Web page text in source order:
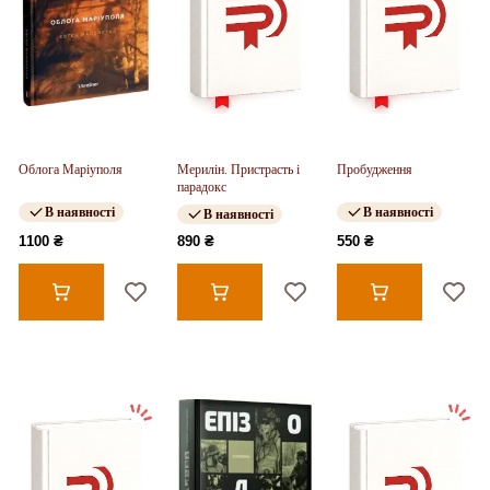
Облога Маріуполя
В наявності
1100 ₴
Мерилін. Пристрасть і
парадокс
В наявності
890 ₴
Пробудження
В наявності
550 ₴